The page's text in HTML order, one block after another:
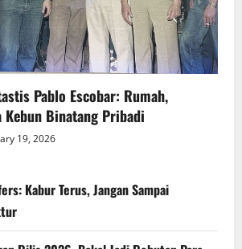
Pablo Escobar: Rumah,
Kebun Binatang Pribadi
19, 2026
Kabur Terus, Jangan Sampai